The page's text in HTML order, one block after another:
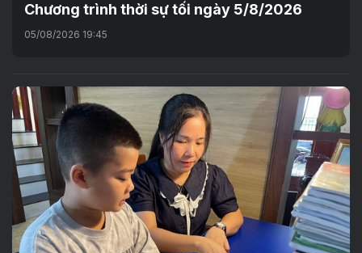
Chương trình thời sự tối ngày 5/8/2026
05/08/2026 19:45